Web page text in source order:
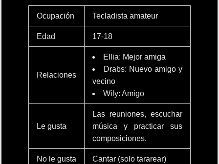
Ocupación Tecladista amateur
Edad 17-18
Relaciones
Ellia: Mejor amiga
Drabs: Nuevo amigo y
vecino
Wily: Amigo
Le gusta
Las reuniones, escuchar
música y practicar sus
composiciones.
No le gusta Cantar (solo tararear)